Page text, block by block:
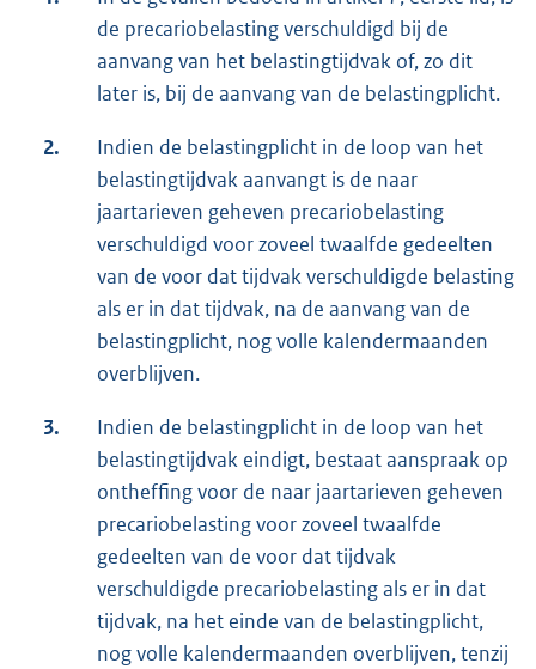
de precariobelasting verschuldigd bij de
aanvang van het belastingtijdvak of, zo dit
later is, bij de aanvang van de belastingplicht.
2.
Indien de belastingplicht in de loop van het
belastingtijdvak aanvangt is de naar
jaartarieven geheven precariobelasting
verschuldigd voor zoveel twaalfde gedeelten
van de voor dat tijdvak verschuldigde belasting
als er in dat tijdvak, na de aanvang van de
belastingplicht, nog volle kalendermaanden
overblijven.
3.
Indien de belastingplicht in de loop van het
belastingtijdvak eindigt, bestaat aanspraak op
ontheffing voor de naar jaartarieven geheven
precariobelasting voor zoveel twaalfde
gedeelten van de voor dat tijdvak
verschuldigde precariobelasting als er in dat
tijdvak, na het einde van de belastingplicht,
nog volle kalendermaanden overblijven, tenzij